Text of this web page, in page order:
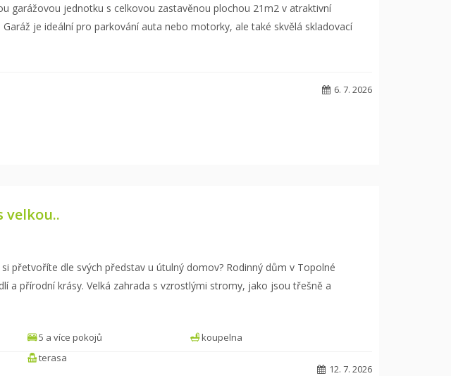
garážovou jednotku s celkovou zastavěnou plochou 21m2 v atraktivní
je ideálnípro parkování auta nebo motorky, ale také skvělá skladovací
6. 7. 2026
velkou..
přetvoříte dle svých představ u útulný domov? Rodinný dům v Topolné
a přírodníkrásy. Velká zahrada s vzrostlými stromy, jako jsou třešně a
5 a více pokojů
koupelna
terasa
12. 7. 2026